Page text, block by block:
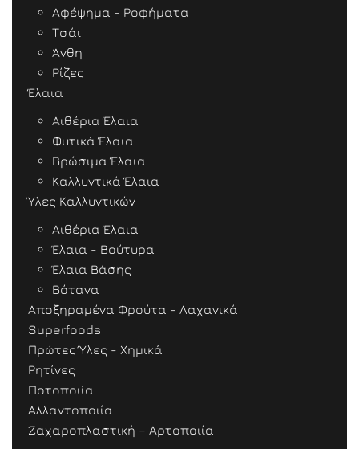
Αφέψημα - Ροφήματα
Τσάι
Άνθη
Ρίζες
Έλαια
Αιθέρια Έλαια
Φυτικά Έλαια
Βρώσιμα Έλαια
Καλλυντικά Έλαια
Ύλες Καλλυντικών
Αιθέρια Έλαια
Έλαια - Βούτυρα
Έλαια Βάσης
Βότανα
Αποξηραμένα Φρούτα - Λαχανικά
Superfoods
Πρώτες Ύλες - Χημικά
Ρητίνες
Ποτοποιία
Αλλαντοποιία
Ζαχαροπλαστική – Αρτοποιία